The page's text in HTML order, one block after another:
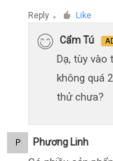
Reply ● Like
Cẩm Tú
Dạ, tùy vào
không quá
thử chưa?
P Phương Linh